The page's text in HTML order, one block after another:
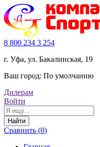
8 800 234 3 254
г. Уфа, ул. Бакалинская, 19
Ваш город: По умолчанию
Дилерам
Войти
Найти
Сравнить (0)